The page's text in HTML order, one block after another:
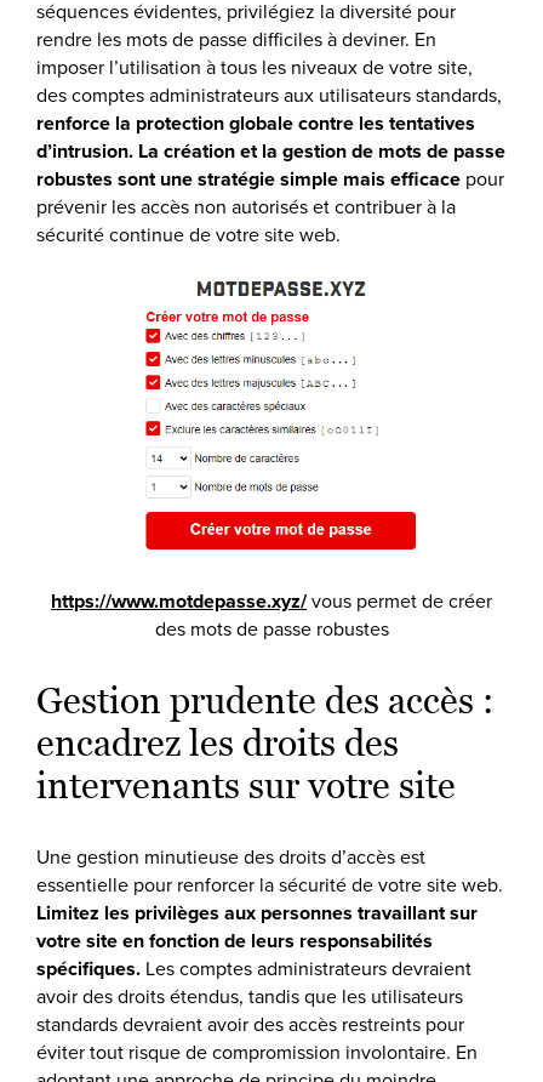
séquences évidentes, privilégiez la diversité pour
rendre les mots de passe difficiles à deviner. En
imposer l’utilisation à tous les niveaux de votre site,
des comptes administrateurs aux utilisateurs standards,
renforce la protection globale contre les tentatives
d’intrusion. La création et la gestion de mots de passe
robustes sont une stratégie simple mais efficace pour
prévenir les accès non autorisés et contribuer à la
sécurité continue de votre site web.
https://www.motdepasse.xyz/vous permet de créer
des mots de passe robustes
Gestion prudente des accès :
encadrez les droits des
intervenants sur votre site
Une gestion minutieuse des droits d’accès est
essentielle pour renforcer la sécurité de votre site web.
Limitez les privilèges aux personnes travaillant sur
votre site en fonction de leurs responsabilités
spécifiques. Les comptes administrateurs devraient
avoir des droits étendus, tandis que les utilisateurs
standards devraient avoir des accès restreints pour
éviter tout risque de compromission involontaire. En